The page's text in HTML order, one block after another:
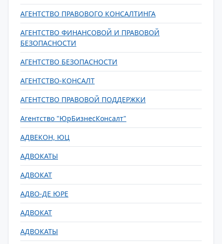
АГЕНТСТВО ПРАВОВОГО КОНСАЛТИНГА
АГЕНТСТВО ФИНАНСОВОЙ И ПРАВОВОЙ
БЕЗОПАСНОСТИ
АГЕНТСТВО БЕЗОПАСНОСТИ
АГЕНТСТВО-КОНСАЛТ
АГЕНТСТВО ПРАВОВОЙ ПОДДЕРЖКИ
Агентство "ЮрБизнесКонсалт"
АДВЕКОН, ЮЦ
АДВОКАТЫ
АДВОКАТ
АДВО-ДЕ ЮРЕ
АДВОКАТ
АДВОКАТЫ